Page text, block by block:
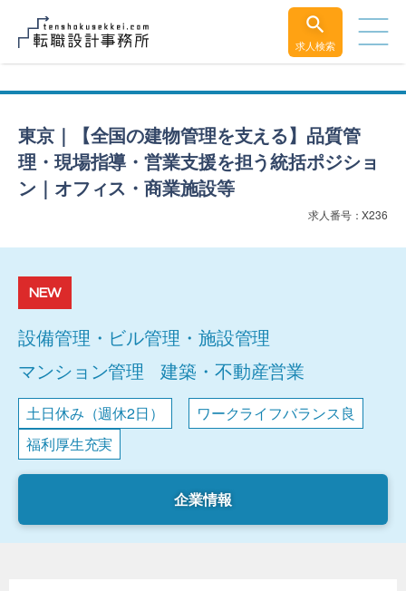
求人検索
東京｜【全国の建物管理を支える】品質管
理・現場指導・営業支援を担う統括ポジショ
ン｜オフィス・商業施設等
求人番号：X236
NEW
設備管理・ビル管理・施設管理
マンション管理
建築・不動産営業
土日休み（週休2日）
ワークライフバランス良
福利厚生充実
企業情報